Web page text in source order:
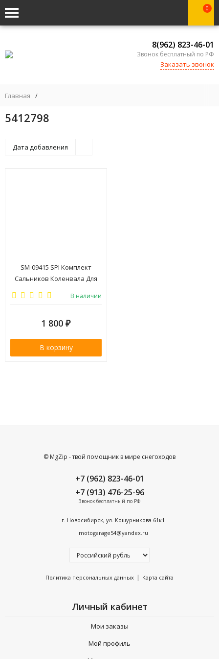
0
8(962) 823-46-01
Звонок бесплатный по РФ
Заказать звонок
Главная /
5412798
Дата добавления
SM-09415 SPI Комплект
Сальников Коленвала Для
В наличии
1 800 ₽
В корзину
© MgZip - твой помощник в мире снегоходов
+7 (962) 823-46-01
+7 (913) 476-25-96
Звонок бесплатный по РФ
г. Новосибирск, ул. Кошурникова 61к1
motogarage54@yandex.ru
Политика персональных данных | Карта сайта
Личный кабинет
Мои заказы
Мой профиль